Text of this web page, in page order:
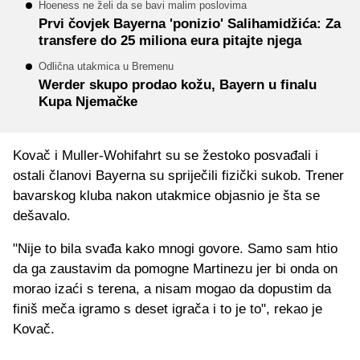
Hoeness ne želi da se bavi malim poslovima
Prvi čovjek Bayerna 'ponizio' Salihamidžića: Za
transfere do 25 miliona eura pitajte njega
Odlična utakmica u Bremenu
Werder skupo prodao kožu, Bayern u finalu
Kupa Njemačke
Kovač i Muller-Wohifahrt su se žestoko posvađali i
ostali članovi Bayerna su spriječili fizički sukob. Trener
bavarskog kluba nakon utakmice objasnio je šta se
dešavalo.
"Nije to bila svađa kako mnogi govore. Samo sam htio
da ga zaustavim da pomogne Martinezu jer bi onda on
morao izaći s terena, a nisam mogao da dopustim da
finiš meča igramo s deset igrača i to je to", rekao je
Kovač.